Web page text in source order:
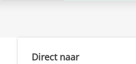
Direct naar